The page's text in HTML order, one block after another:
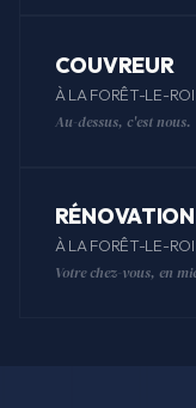
COUVREUR
À LA FORÊT-LE-ROI
Au-dessus, c'est nous.
RÉNOVATION
À LA FORÊT-LE-ROI
Votre chez-vous, en